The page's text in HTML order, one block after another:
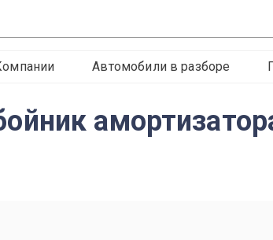
Автомобили в разборе